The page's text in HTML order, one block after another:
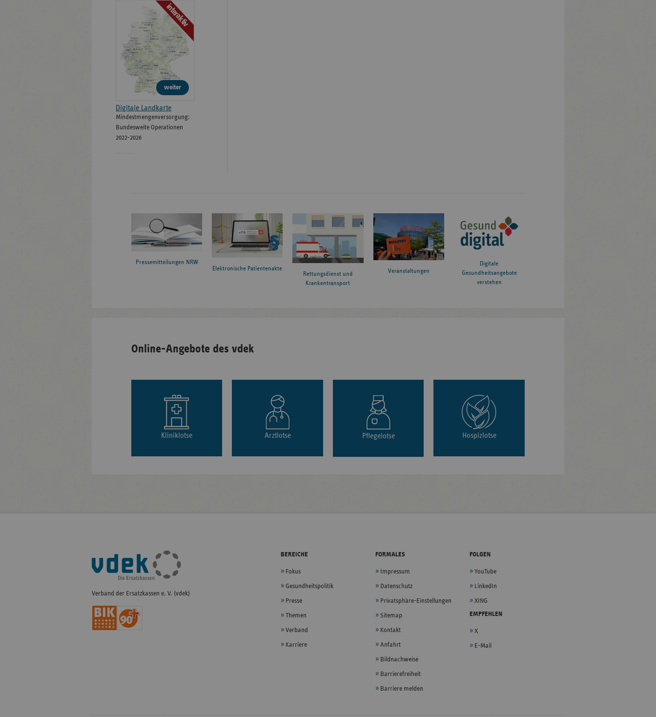
interaktiv
weiter
Digitale Landkarte
Mindestmengenversorgung:
Bundesweite Operationen
2022-2026
Pressemitteilungen NRW
Elektronische Patientenakte
Rettungsdienst und
Krankentransport
Veranstaltungen
Digitale
Gesundheitsangebote
verstehen
Online-Angebote des vdek
Kliniklotse Arztlotse Pflegelotse Hospizlotse
Fußleisten-
Navigation
Verband der Ersatzkassen e. V. (vdek)
BEREICHE
Fokus
Gesundheitspolitik
Presse
Themen
Verband
Karriere
FORMALES
Impressum
Datenschutz
Privatsphäre-Einstellungen
Sitemap
Kontakt
Anfahrt
Bildnachweise
Barrierefreiheit
Barriere melden
FOLGEN
YouTube
LinkedIn
XING
EMPFEHLEN
X
E-Mail